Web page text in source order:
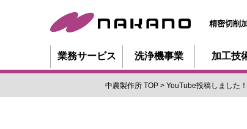
精密切削
業務サービス 洗浄機事業 加工技
中農製作所 TOP YouTube投稿しました！